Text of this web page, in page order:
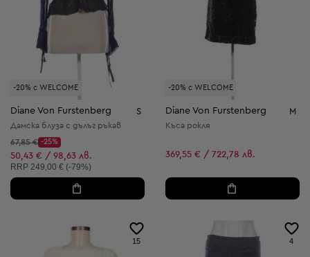
-20% с WELCOME
Diane Von Furstenberg S
Дамска блуза с дълъг ръкав
Начална цена:
67,85 €
Discount Price:
-25%
Намалена цена:
50,43 € / 98,63 лв.
Препоръчителна цена:
RRP 249,00 € (-79%)
-20% с WELCOME
Diane Von Furstenberg M
Къса рокля
369,55 € / 722,78 лв.
15 4